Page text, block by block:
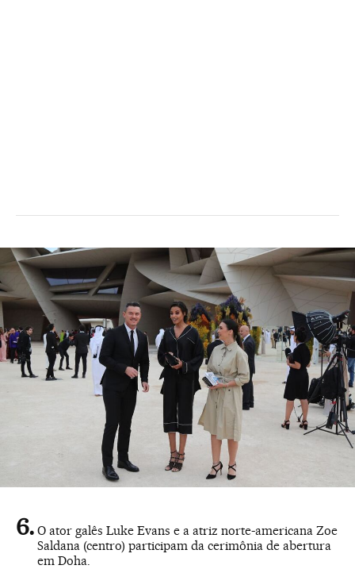
O ator galês Luke Evans e a atriz norte-americana Zoe
Saldana (centro) participam da cerimônia de abertura
em Doha.